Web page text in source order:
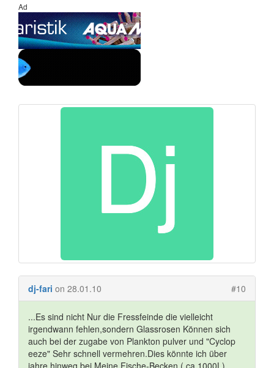
Ad
dj-fari on 28.01.10 #10
...Es sind nicht Nur die Fressfeinde die vielleicht
irgendwann fehlen,sondern Glassrosen Können sich
auch bei der zugabe von Plankton pulver und "Cyclop
eeze" Sehr schnell vermehren.Dies könnte ich über